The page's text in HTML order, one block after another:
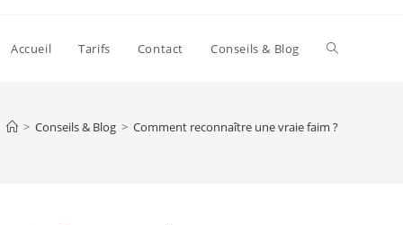
Accueil Tarifs Contact Conseils & Blog
> Conseils & Blog > Comment reconnaître une vraie faim ?